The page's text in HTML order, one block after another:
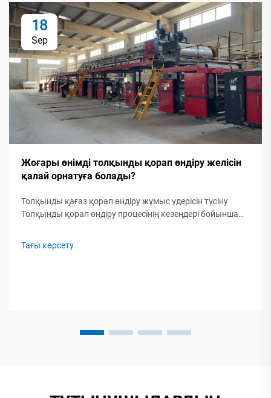
18
Sep
Жоғары өнімді толқынды қорап өндіру желісін
қалай орнатуға болады?
Толқынды қағаз қорап өндіру жұмыс үдерісін түсіну
Толқынды қорап өндіру процесінің кезеңдері бойынша
қорғауыш орамаға айналдырады
Тағы көрсету